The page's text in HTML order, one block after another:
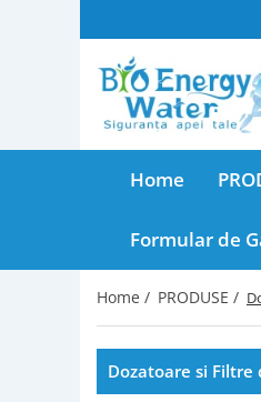
PRODUSE
Dozatoare
si Filtre de
Consumabile
Abonamente
Dozatoare
Dozatoare
Producatori
BeWater
Brita
Hyundai
Home
Formular de
Home / PRODUSE /
Dozatoare si Filtre